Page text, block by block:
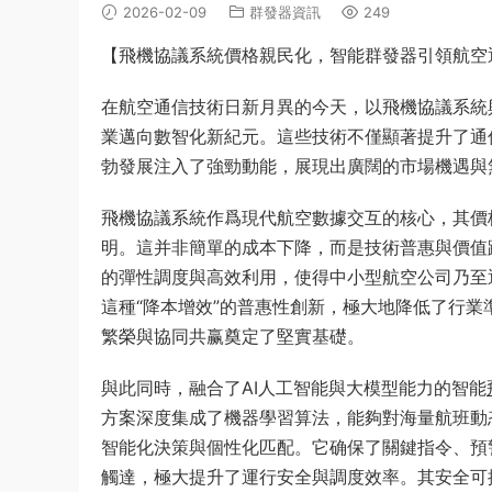
2026-02-09 群發器資訊 249
【飛機協議系統價格親民化，智能群發器引領航
在航空通信技術日新月異的今天，以飛機協議系
業邁向數智化新紀元。這些技術不僅顯著提升了
勃發展注入了強勁動能，展現出廣闊的市場機遇
飛機協議系統作爲現代航空數據交互的核心，其
明。這并非簡單的成本下降，而是技術普惠與價
的彈性調度與高效利用，使得中小型航空公司乃
這種“降本增效”的普惠性創新，極大地降低了行
繁榮與協同共赢奠定了堅實基礎。
與此同時，融合了AI人工智能與大模型能力的智能
方案深度集成了機器學習算法，能夠對海量航班
智能化決策與個性化匹配。它确保了關鍵指令、
觸達，極大提升了運行安全與調度效率。其安全